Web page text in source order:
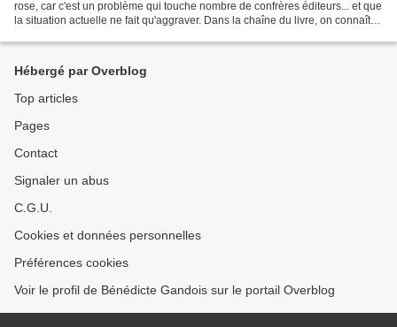
rose, car c'est un problème qui touche nombre de confrères éditeurs... et que
la situation actuelle ne fait qu'aggraver. Dans la chaîne du livre, on connaît la
Hébergé par Overblog
Top articles
Pages
Contact
Signaler un abus
C.G.U.
Cookies et données personnelles
Préférences cookies
Voir le profil de Bénédicte Gandois sur le portail Overblog